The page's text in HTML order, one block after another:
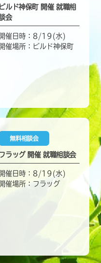
ビルド神保町 開催 就職相
会
開催日時：8/19(水)
開催場所：ビルド神保町
無料相談会
ラッグ 開催 就職相談会
開催日時：8/19(水)
開催場所：フラッグ